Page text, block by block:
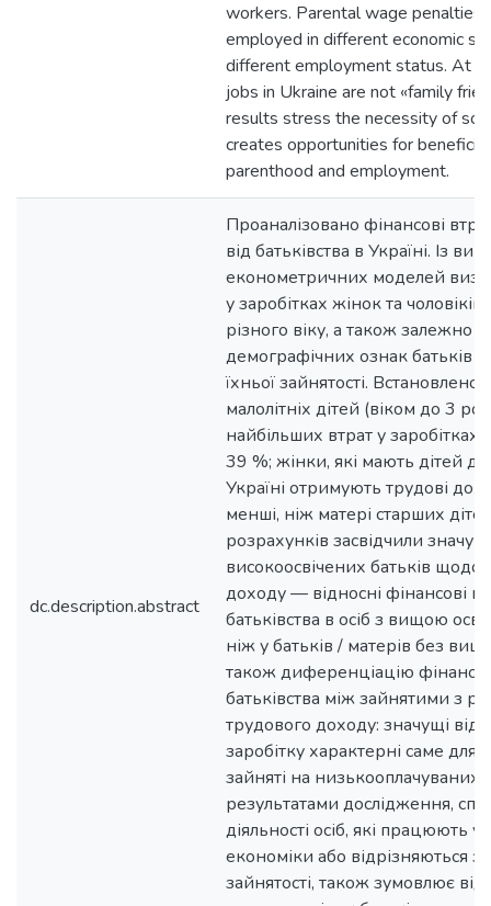
workers. Parental wage penalties
employed in different economic
different employment status. At
jobs in Ukraine are not «family
results stress the necessity of
creates opportunities for
parenthood and employment.
dc.description.abstract
Проаналізовано фінансові
від батьківства в Україні. Із
економетричних моделей
у заробітках жінок та
різного віку, а також залежно
демографічних ознак батьків
їхньої зайнятості.
малолітніх дітей (віком до 3
найбільших втрат у
39 %; жінки, які мають дітей
Україні отримують трудові
менші, ніж матері старших
розрахунків засвідчили
високоосвічених батьків щодо
доходу — відносні фінансові
батьківства в осіб з вищою
ніж у батьків / матерів без
також диференціацію
батьківства між зайнятими з
трудового доходу: значущі
заробітку характерні саме для
зайняті на низькооплачуваних
результатами дослідження,
діяльності осіб, які працюють
економіки або відрізняються
зайнятості, також зумовлює